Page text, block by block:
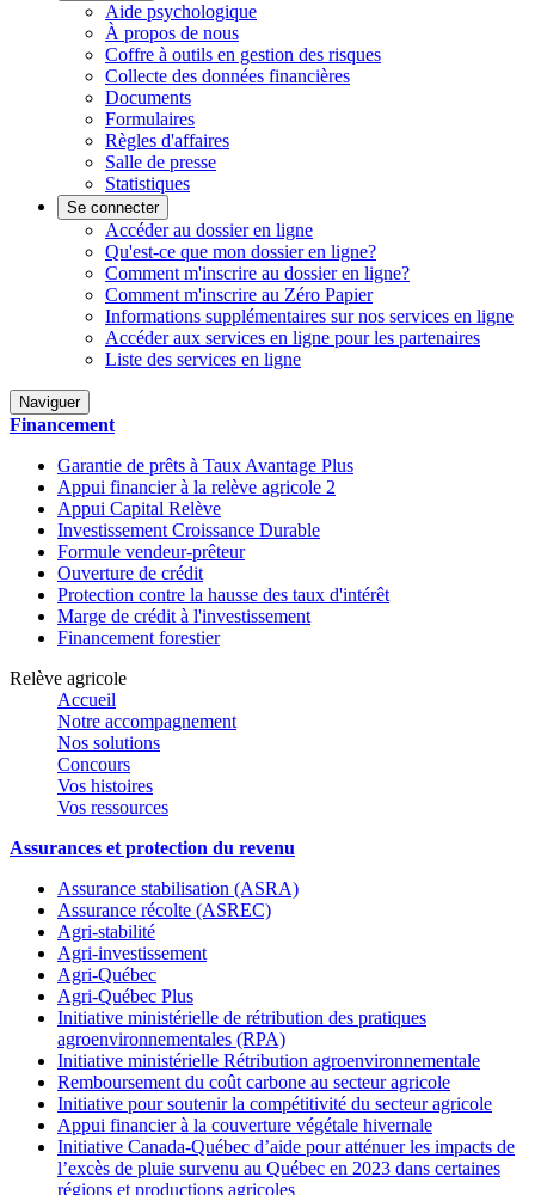
Aide psychologique
À propos de nous
Coffre à outils en gestion des risques
Collecte des données financières
Documents
Formulaires
Règles d'affaires
Salle de presse
Statistiques
Se connecter
Accéder au dossier en ligne
Qu'est-ce que mon dossier en ligne?
Comment m'inscrire au dossier en ligne?
Comment m'inscrire au Zéro Papier
Informations supplémentaires sur nos services en ligne
Accéder aux services en ligne pour les partenaires
Liste des services en ligne
Naviguer
Financement
Garantie de prêts à Taux Avantage Plus
Appui financier à la relève agricole 2
Appui Capital Relève
Investissement Croissance Durable
Formule vendeur-prêteur
Ouverture de crédit
Protection contre la hausse des taux d'intérêt
Marge de crédit à l'investissement
Financement forestier
Relève agricole
Accueil
Notre accompagnement
Nos solutions
Concours
Vos histoires
Vos ressources
Assurances et protection du revenu
Assurance stabilisation (ASRA)
Assurance récolte (ASREC)
Agri-stabilité
Agri-investissement
Agri-Québec
Agri-Québec Plus
Initiative ministérielle de rétribution des pratiques
agroenvironnementales (RPA)
Initiative ministérielle Rétribution agroenvironnementale
Remboursement du coût carbone au secteur agricole
Initiative pour soutenir la compétitivité du secteur agricole
Appui financier à la couverture végétale hivernale
Initiative Canada-Québec d’aide pour atténuer les impacts de
l’excès de pluie survenu au Québec en 2023 dans certaines
régions et productions agricoles